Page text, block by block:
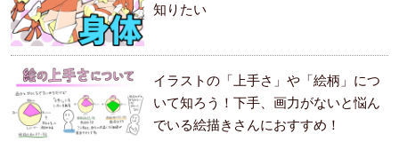
知りたい
イラストの「上手さ」や「絵柄」につ
いて知ろう！下手、画力がないと悩ん
でいる絵描きさんにおすすめ！